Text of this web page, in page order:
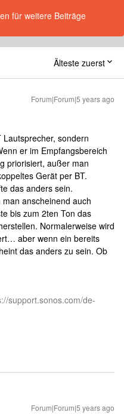
für weitere Beiträge
Älteste zuerst
Forum|Forum|5 years ago
sondern
er im Empfangsbereich
priorisiert, außer man
Gerät per BT.
das anders sein.
anscheinend auch
bis zum 2ten Ton das
Normalerweise wird
aber wenn ein bereits
das anders zu sein. Ob
support.sonos.com/de-
Forum|Forum|5 years ago